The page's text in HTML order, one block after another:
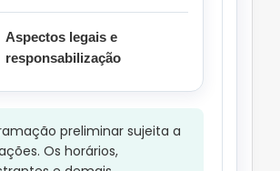
Aspectos legais e
responsabilização
preliminar sujeita a
Os horários,